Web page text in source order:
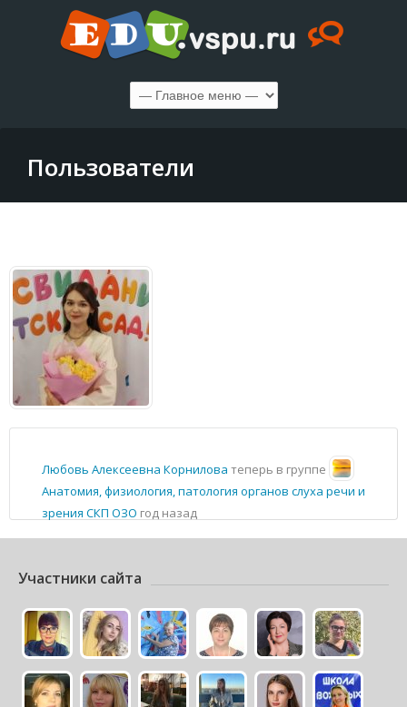
Пользователи
Любовь Алексеевна Корнилова теперь в группе
Анатомия, физиология, патология органов слуха речи и
зрения СКП ОЗО год назад
Участники сайта